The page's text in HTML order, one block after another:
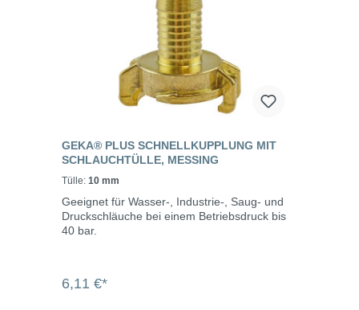
GEKA® PLUS SCHNELLKUPPLUNG MIT
SCHLAUCHTÜLLE, MESSING
Tülle: 10 mm
Geeignet für Wasser-, Industrie-, Saug- und
Druckschläuche bei einem Betriebsdruck bis
40 bar.
6,11 €*